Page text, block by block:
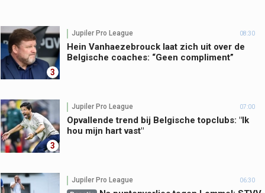
3
Jupiler Pro League 08:30
Hein Vanhaezebrouck laat zich uit over de
Belgische coaches: “Geen compliment”
3
Jupiler Pro League 07:00
Opvallende trend bij Belgische topclubs: "Ik
hou mijn hart vast"
Jupiler Pro League 06:30